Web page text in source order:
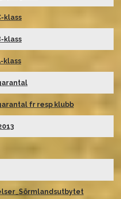
klass
klass
klass
fr resp klubb